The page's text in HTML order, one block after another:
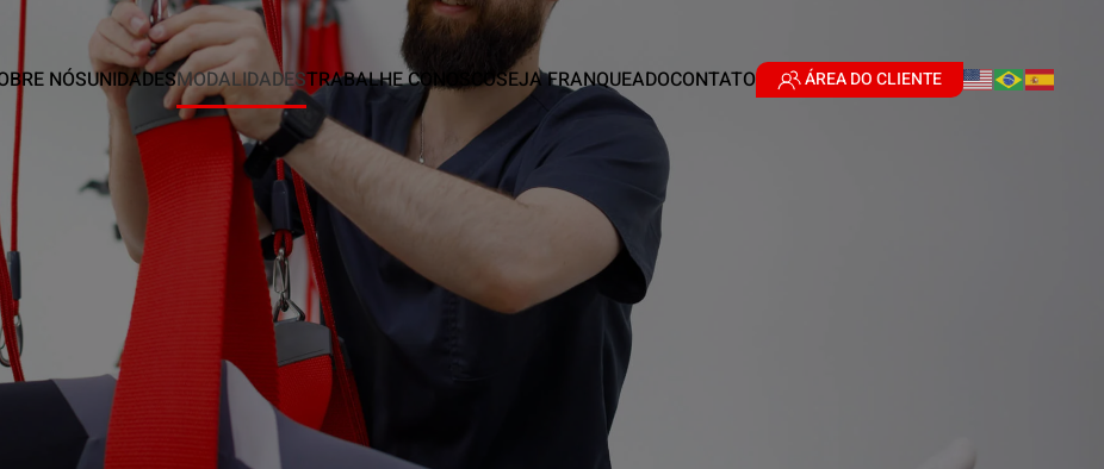
NÓSUNIDADESMODALIDADESTRABALHE CONOSCOSEJA FRANQUEADOCONTATO ÁREA DO CLIENTE